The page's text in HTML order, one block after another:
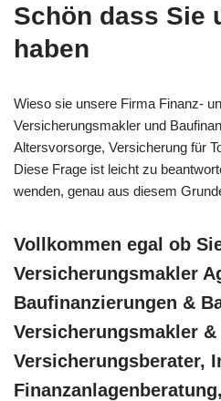
Schön dass Sie
haben
Wieso sie unsere Firma Finanz-
Versicherungsmakler und
Altersvorsorge, Versicherung für
Diese Frage ist leicht zu
wenden, genau aus diesem
Vollkommen egal ob
Versicherungsmakler
Baufinanzierungen &
Versicherungsmakler &
Versicherungsberater,